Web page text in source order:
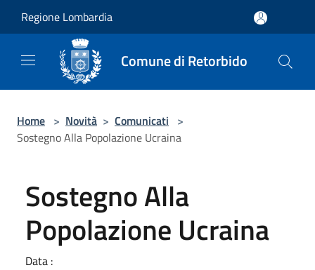
Regione Lombardia
Comune di Retorbido
Home > Novità > Comunicati >
Sostegno Alla Popolazione Ucraina
Sostegno Alla
Popolazione Ucraina
Data :